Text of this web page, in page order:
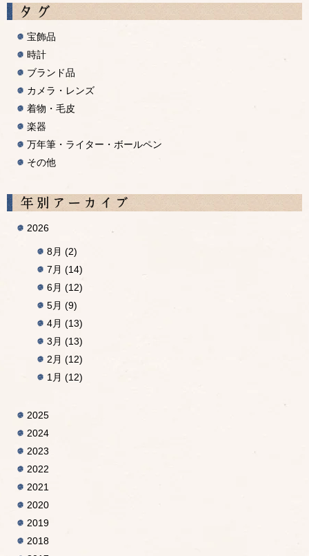
宝飾品
時計
ブランド品
カメラ・レンズ
着物・毛皮
楽器
万年筆・ライター・ボールペン
その他
2026
8月 (2)
7月 (14)
6月 (12)
5月 (9)
4月 (13)
3月 (13)
2月 (12)
1月 (12)
2025
2024
2023
2022
2021
2020
2019
2018